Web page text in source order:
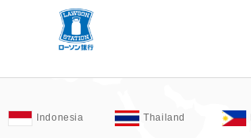
Indonesia Thailand